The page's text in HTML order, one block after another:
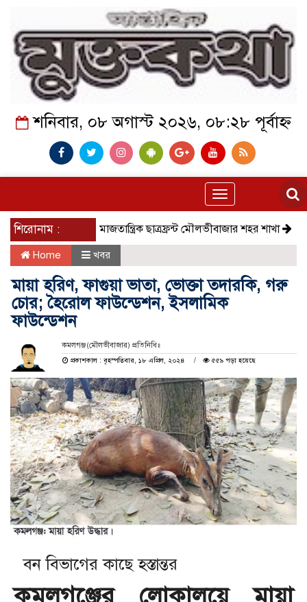
শনিবার, ০৮ অগাস্ট ২০২৬, ০৮:২৮ পূর্বাহ্ন
Toggle
navigation
শিরোনাম :সমাজতান্ত্রিক ছাত্রফ্রন্ট মৌলভীবাজার শহর শাখা কেমন আছে
Home খবর
মায়া হরিণ, ফাগুয়া ভাতা, ভোক্তা তদারকি, গরু
চোর; হৈরোল ফাউন্ডেশন, ইসলামিক
ফাউন্ডেশন
কমলগঞ্জ(মৌলভীবাজার) প্রতিনিধি॥
প্রকাশকাল : বৃহস্পতিবার, ১৮ এপ্রিল, ২০২৪
৫৫৯ পড়া হয়েছে
বন বিভাগের কাছে হস্তান্তর
কমলগঞ্জের লোকালয়ে মায়া